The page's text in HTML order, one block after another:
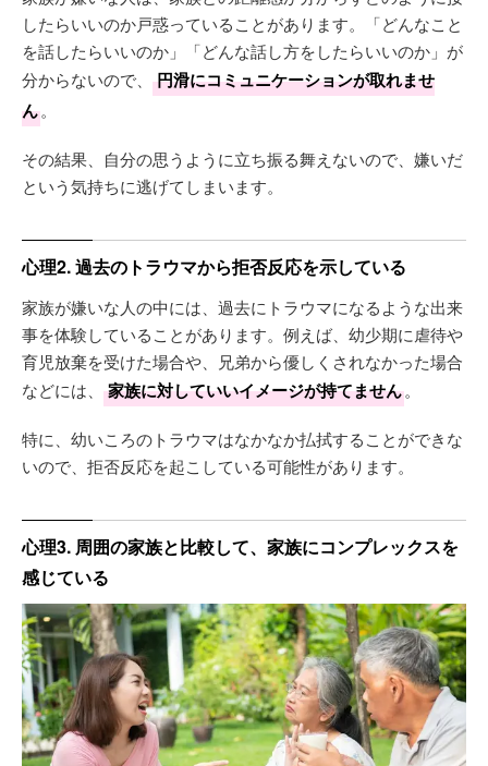
したらいいのか戸惑っていることがあります。「どんなこと
を話したらいいのか」「どんな話し方をしたらいいのか」が
分からないので、
円滑にコミュニケーションが取れませ
ん。
その結果、自分の思うように立ち振る舞えないので、嫌いだ
という気持ちに逃げてしまいます。
心理2. 過去のトラウマから拒否反応を示している
家族が嫌いな人の中には、過去にトラウマになるような出来
事を体験していることがあります。例えば、幼少期に虐待や
育児放棄を受けた場合や、兄弟から優しくされなかった場合
などには、
家族に対していいイメージが持てません。
特に、幼いころのトラウマはなかなか払拭することができな
いので、拒否反応を起こしている可能性があります。
心理3. 周囲の家族と比較して、家族にコンプレックスを
感じている